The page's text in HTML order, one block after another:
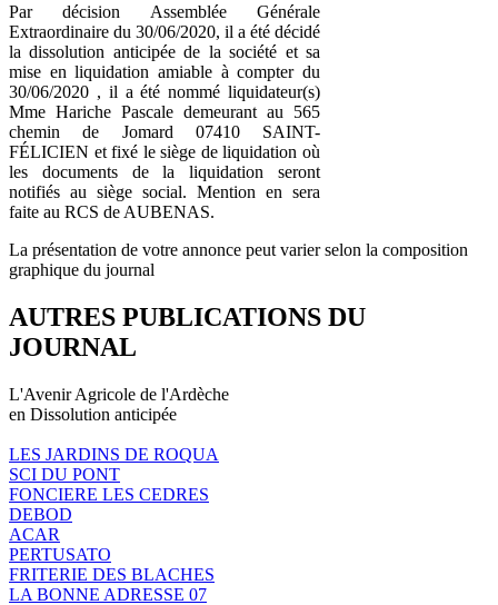
Par décision Assemblée Générale
Extraordinaire du 30/06/2020, il a été décidé
la dissolution anticipée de la société et sa
mise en liquidation amiable à compter du
30/06/2020 , il a été nommé liquidateur(s)
Mme Hariche Pascale demeurant au 565
chemin de Jomard 07410 SAINT-
FÉLICIEN et fixé le siège de liquidation où
les documents de la liquidation seront
notifiés au siège social. Mention en sera
faite au RCS de AUBENAS.
La présentation de votre annonce peut varier selon la composition
graphique du journal
AUTRES PUBLICATIONS DU
JOURNAL
L'Avenir Agricole de l'Ardèche
en Dissolution anticipée
LES JARDINS DE ROQUA
SCI DU PONT
FONCIERE LES CEDRES
DEBOD
ACAR
PERTUSATO
FRITERIE DES BLACHES
LA BONNE ADRESSE 07